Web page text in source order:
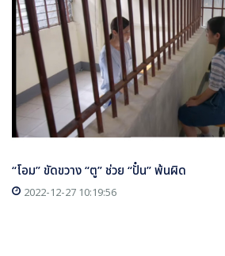
“โอม” ขัดขวาง “ตู” ช่วย “ปั๋น” พ้นผิด
2022-12-27 10:19:56